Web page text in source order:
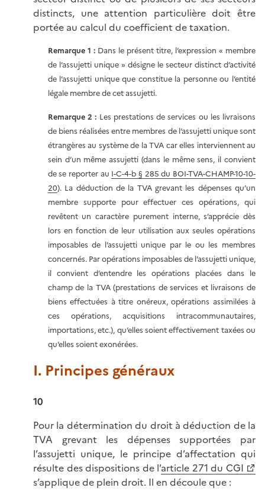
distincts, une attention particulière doit être
portée au calcul du coefficient de taxation.
Remarque 1 :Dans le présent titre, l’expression « membre
de l’assujetti unique » désigne le secteur distinct d’activité
de l’assujetti unique que constitue la personne ou l’entité
légale membre de cet assujetti.
Remarque 2 : Les prestations de services ou les livraisons
de biens réalisées entre membres de l’assujetti unique sont
étrangères au système de la TVA car elles interviennent au
sein d’un même assujetti (dans le même sens, il convient
de se reporter au I-C-4-b § 285 du BOI-TVA-CHAMP-10-10-
20). La déduction de la TVA grevant les dépenses qu’un
membre supporte pour effectuer ces opérations, qui
revêtent un caractère purement interne, s’apprécie dès
lors en fonction de leur utilisation aux seules opérations
imposables de l’assujetti unique par le ou les membres
concernés. Par opérations imposables de l’assujetti unique,
il convient d’entendre les opérations placées dans le
champ de la TVA (prestations de services et livraisons de
biens effectuées à titre onéreux, opérations assimilées à
ces opérations, acquisitions intracommunautaires,
importations, etc.), qu’elles soient effectivement taxées ou
qu’elles soient exonérées.
I. Principes généraux
10
Pour la détermination du droit à déduction de la
TVA grevant les dépenses supportées par
l’assujetti unique, le principe d’affectation qui
résulte des dispositions de l’article 271 du CGI
s’applique de plein droit. Il en découleque :